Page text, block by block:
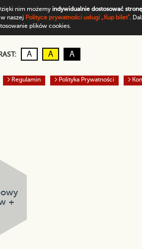
nim możemy indywidualnie dostosować
naszej Polityce prywatności usługi „Kup bilet”.
plików cookies.
czcionkiczcionka
AKontrast domyślny
ACzarny tekst na żółtym
ABiały tekst na
Regulamin Polityka Prywatności
+